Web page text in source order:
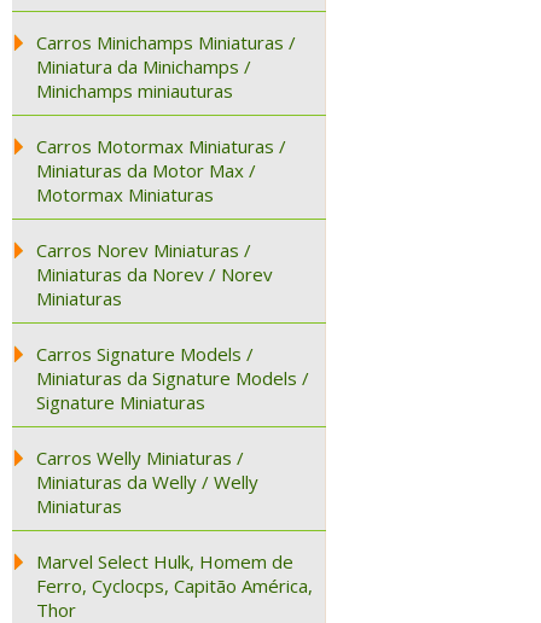
Carros Minichamps Miniaturas /
Miniatura da Minichamps /
Minichamps miniauturas
Carros Motormax Miniaturas /
Miniaturas da Motor Max /
Motormax Miniaturas
Carros Norev Miniaturas /
Miniaturas da Norev / Norev
Miniaturas
Carros Signature Models /
Miniaturas da Signature Models /
Signature Miniaturas
Carros Welly Miniaturas /
Miniaturas da Welly / Welly
Miniaturas
Marvel Select Hulk, Homem de
Ferro, Cyclocps, Capitão América,
Thor